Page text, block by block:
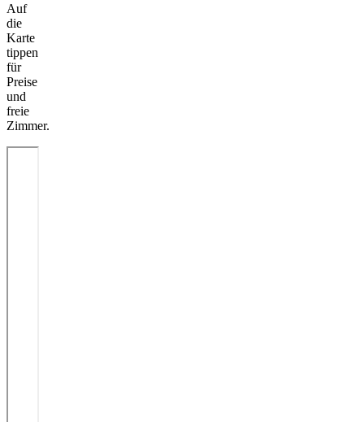
Auf
die
Karte
tippen
für
Preise
und
freie
Zimmer.